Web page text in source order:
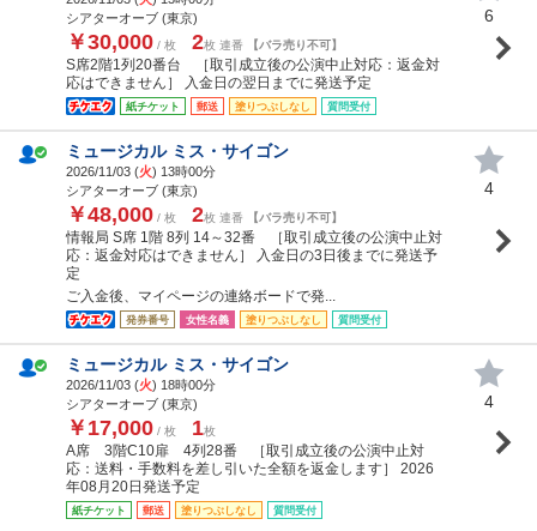
シアターオーブ (東京)
￥30,000 / 枚 2枚 連番 【バラ売り不可】
S席2階1列20番台 ［取引成立後の公演中止対応：返金対
応はできません］ 入金日の翌日までに発送予定
紙チケット 郵送 塗りつぶしなし 質問受付
6
ミュージカル ミス・サイゴン
2026/11/03 (火) 13時00分
シアターオーブ (東京)
￥48,000 / 枚 2枚 連番 【バラ売り不可】
情報局 S席 1階 8列 14～32番 ［取引成立後の公演中止対
応：返金対応はできません］ 入金日の3日後までに発送予
定
ご入金後、マイページの連絡ボードで発...
発券番号 女性名義 塗りつぶしなし 質問受付
4
ミュージカル ミス・サイゴン
2026/11/03 (火) 18時00分
シアターオーブ (東京)
￥17,000 / 枚 1枚
A席 3階C10扉 4列28番 ［取引成立後の公演中止対
応：送料・手数料を差し引いた全額を返金します］ 2026
年08月20日発送予定
紙チケット 郵送 塗りつぶしなし 質問受付
4